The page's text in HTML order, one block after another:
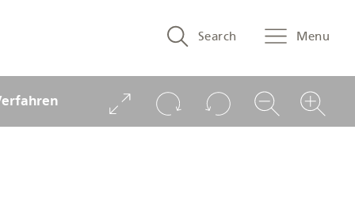
Search
menu
navigation
Search Menu